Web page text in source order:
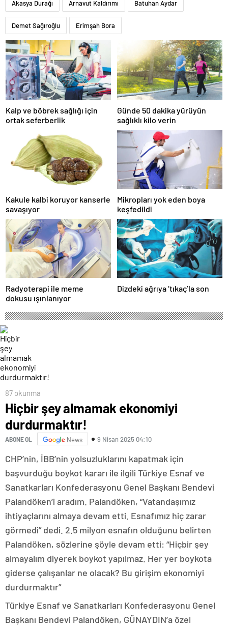
Akasya Durağı Arnavut Kaldırımı Batuhan Aydar
Demet Sağıroğlu Erimşah Bora
Kalp ve böbrek sağlığı için
ortak seferberlik
Günde 50 dakika yürüyün
sağlıklı kilo verin
Kakule kalbi koruyor kanserle
savaşıyor
Mikropları yok eden boya
keşfedildi
Radyoterapi ile meme
dokusu ışınlanıyor
Dizdeki ağrıya ‘tıkaç’la son
87 okunma
Hiçbir şey almamak ekonomiyi
durdurmaktır!
ABONE OL News 9 Nisan 2025 04:10
CHP’nin, İBB’nin yolsuzluklarını kapatmak için
başvurduğu boykot kararı ile ilgili Türkiye Esnaf ve
Sanatkarları Konfederasyonu Genel Başkanı Bendevi
Palandöken’i aradım. Palandöken, “Vatandaşımız
ihtiyaçlarını almaya devam etti. Esnafımız hiç zarar
görmedi” dedi. 2.5 milyon esnafın olduğunu belirten
Palandöken, sözlerine şöyle devam etti: “Hiçbir şey
almayalım diyerek boykot yapılmaz. Her yer boykota
giderse çalışanlar ne olacak? Bu girişim ekonomiyi
durdurmaktır”
Türkiye Esnaf ve Sanatkarları Konfederasyonu Genel
Başkanı Bendevi Palandöken, GÜNAYDIN’a özel